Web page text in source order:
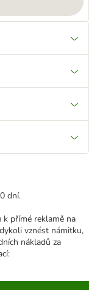
dní.
přímé reklamě na
vznést námitku,
nákladů za